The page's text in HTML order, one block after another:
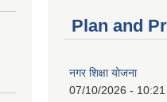
Plan and
नगर शिक्षा योजना
07/10/2026 - 10:21